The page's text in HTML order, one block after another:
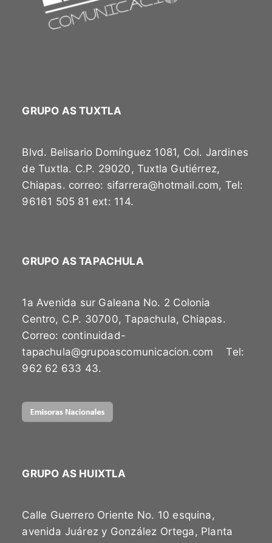
GRUPO AS TUXTLA
Blvd. Belisario Domínguez 1081, Col. Jardines
de Tuxtla. C.P. 29020, Tuxtla Gutiérrez,
Chiapas. correo: sifarrera@hotmail.com, Tel:
96161 505 81 ext: 114.
GRUPO AS TAPACHULA
1a Avenida sur Galeana No. 2 Colonia
Centro, C.P. 30700, Tapachula, Chiapas.
Correo: continuidad-
tapachula@grupoascomunicacion.com Tel:
962 62 633 43.
GRUPO AS HUIXTLA
Calle Guerrero Oriente No. 10 esquina,
avenida Juárez y González Ortega, Planta